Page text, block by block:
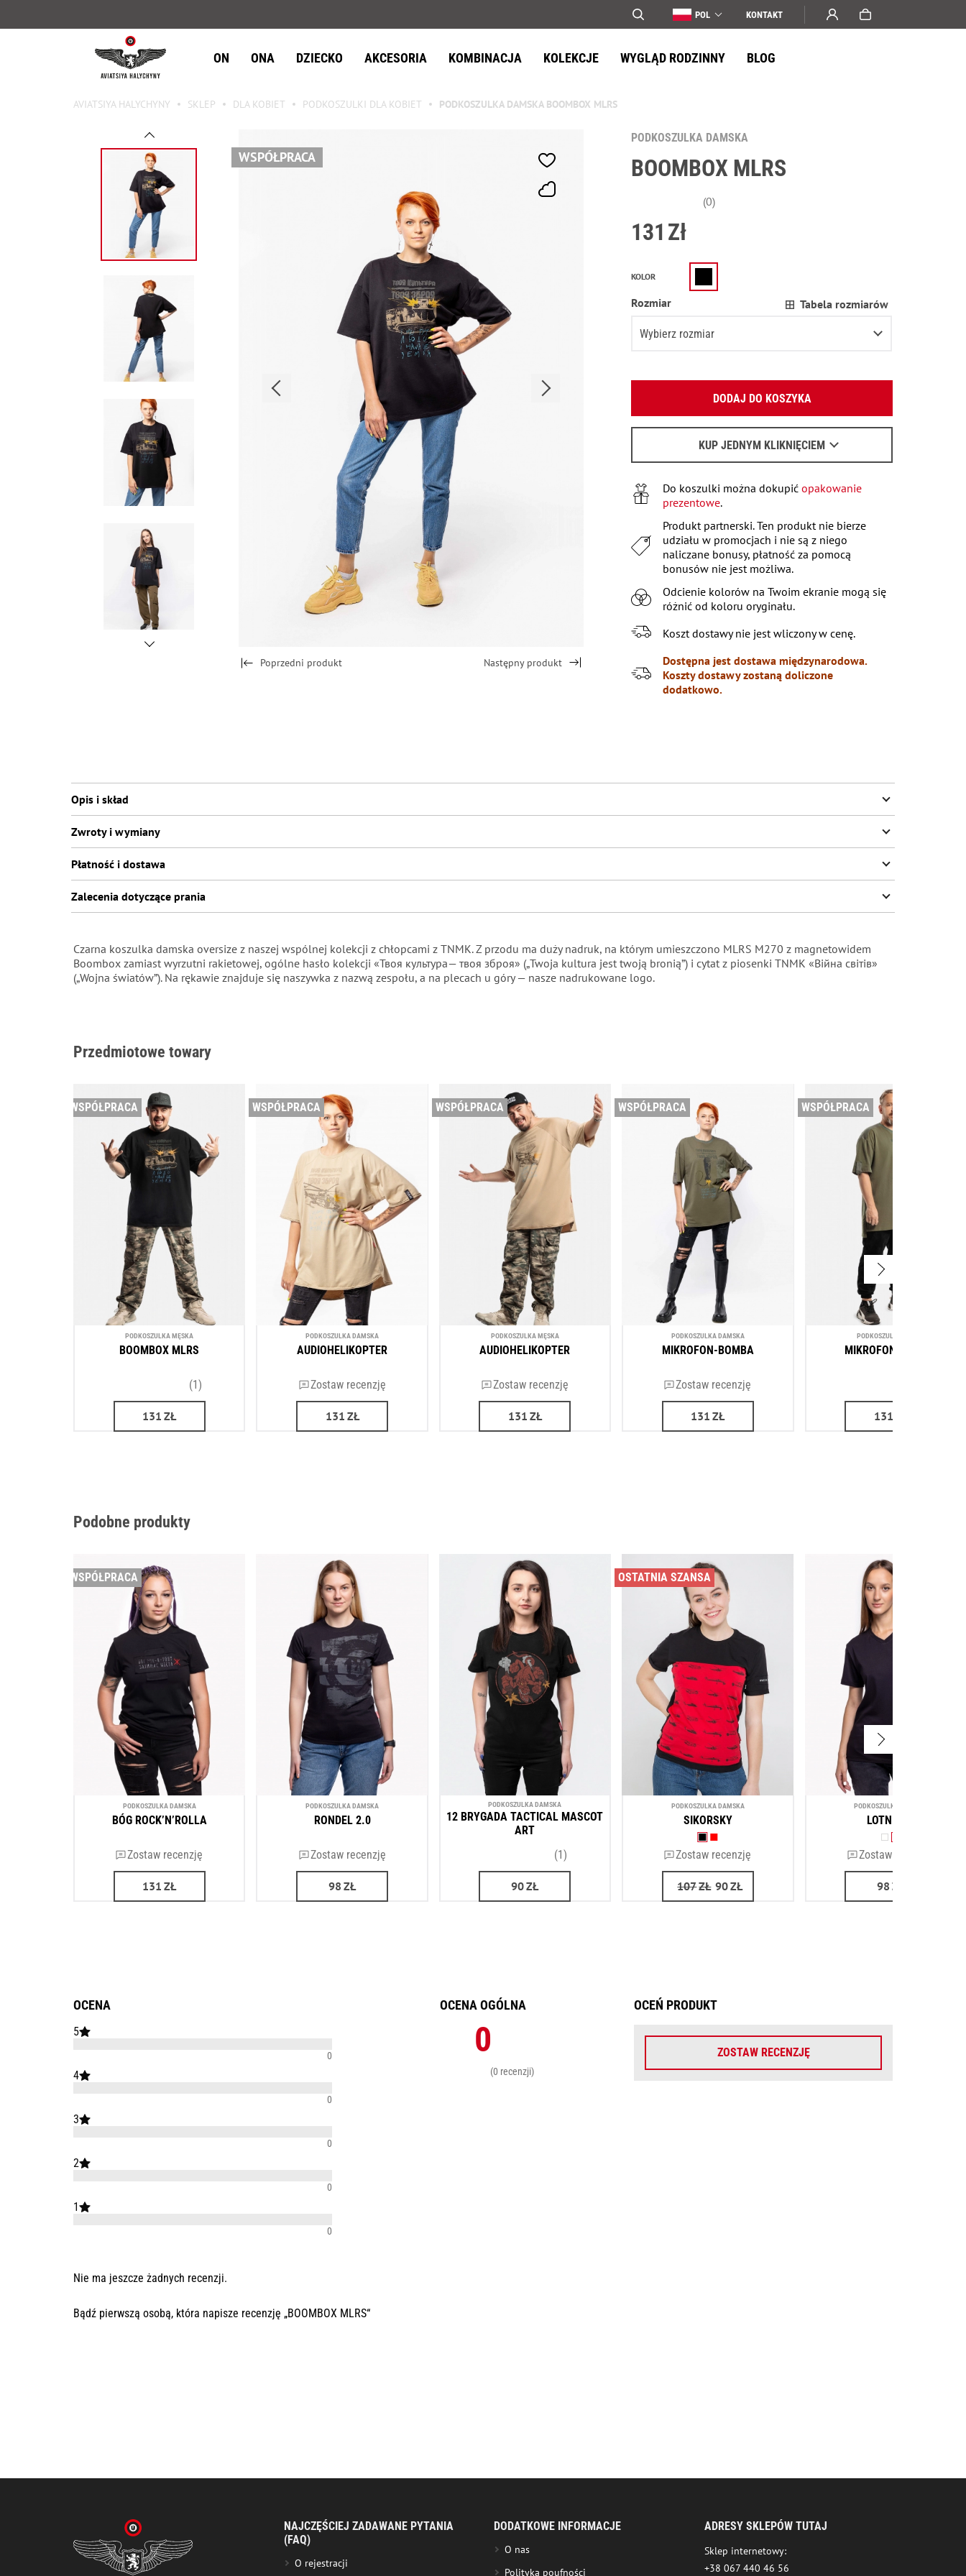
POL KONTAKT
ON ONA DZIECKO AKCESORIA KOMBINACJA KOLEKCJE WYGLĄD RODZINNY BLOG
AVIATSIYA HALYCHYNY SKLEP DLA KOBIET PODKOSZULKI DLA KOBIET PODKOSZULKA DAMSKA BOOMBOX MLRS
WSPÓŁPRACA
Poprzedni produkt Następny produkt
PODKOSZULKA DAMSKA
BOOMBOX MLRS
(0)
131 Zł
KOLOR
Rozmiar Tabela rozmiarów
Wybierz rozmiar
L
DODAJ DO KOSZYKA
KUP JEDNYM KLIKNIĘCIEM
Podaj swój adres e-mail:
Kiedy czekać na e-mail - przeczytajtu.
Do koszulki można dokupić opakowanie
prezentowe.
Produkt partnerski. Ten produkt nie bierze
udziału w promocjach i nie są z niego
naliczane bonusy, płatność za pomocą
bonusów nie jest możliwa.
Odcienie kolorów na Twoim ekranie mogą się
różnić od koloru oryginału.
Koszt dostawy nie jest wliczony w cenę.
Dostępna jest dostawa międzynarodowa.
Koszty dostawy zostaną doliczone
dodatkowo.
Opis i skład
Zwroty i wymiany
Płatność i dostawa
Zalecenia dotyczące prania
Czarna koszulka damska oversize z naszej wspólnej kolekcji z chłopcami z TNMK. Z przodu ma duży nadruk, na którym umieszczono MLRS M270 z magnetowidem
Boombox zamiast wyrzutni rakietowej, ogólne hasło kolekcji «Твоя культура— твоя зброя» („Twoja kultura jest twoją bronią”) i cytat z piosenki TNMK «Війна світів»
(„Wojna światów”). Na rękawie znajduje się naszywka z nazwą zespołu, a na plecach u góry — nasze nadrukowane logo.
Przedmiotowe towary
WSPÓŁPRACA
PODKOSZULKA MĘSKA
BOOMBOX MLRS
(1)
131 ZŁ
WSPÓŁPRACA
PODKOSZULKA DAMSKA
AUDIOHELIKOPTER
Zostaw recenzję
131 ZŁ
WSPÓŁPRACA
PODKOSZULKA MĘSKA
AUDIOHELIKOPTER
Zostaw recenzję
131 ZŁ
WSPÓŁPRACA
PODKOSZULKA DAMSKA
MIKROFON-BOMBA
Zostaw recenzję
131 ZŁ
WSPÓŁPRACA
PODKOSZULKA MĘSKA
MIKROFON-BOMBA
131
Podobne produkty
WSPÓŁPRACA
PODKOSZULKA DAMSKA
BÓG ROCK’N’ROLLA
Zostaw recenzję
131 ZŁ
PODKOSZULKA DAMSKA
RONDEL 2.0
Zostaw recenzję
98 ZŁ
PODKOSZULKA DAMSKA
12 BRYGADA TACTICAL MASCOT
ART
(1)
90ZŁ
OSTATNIA SZANSA
PODKOSZULKA DAMSKA
SIKORSKY
Zostaw recenzję
107ZŁ 90ZŁ
PODKOSZULKA DAMSKA
LOTNICZA
Zostaw recenzję
98 ZŁ
OCENA
5
0
4
0
3
0
2
0
1
0
OCENA OGÓLNA
0
(0 recenzji)
OCEŃ PRODUKT
ZOSTAW RECENZJĘ
Nie ma jeszcze żadnych recenzji.
Bądź pierwszą osobą, która napisze recenzję „BOOMBOX MLRS“
NAJCZĘŚCIEJ ZADAWANE PYTANIA
(FAQ)
O rejestracji
DODATKOWE INFORMACJE
O nas
Polityka poufności
ADRESY SKLEPÓW TUTAJ
Sklep internetowy:
+38 067 440 46 56